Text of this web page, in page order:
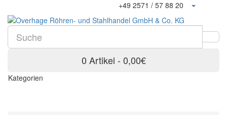
+49 2571 / 57 88 20
0 Artikel - 0,00€
Kategorien